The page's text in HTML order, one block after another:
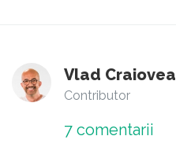
Vlad
Contributor
7 comentarii